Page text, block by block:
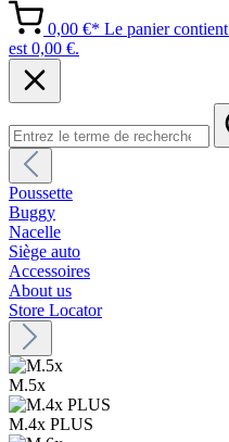
0,00 €* Le panier
est 0,00 €.
Poussette
Buggy
Nacelle
Siège auto
Accessoires
About us
Store Locator
M.5x
M.4x PLUS